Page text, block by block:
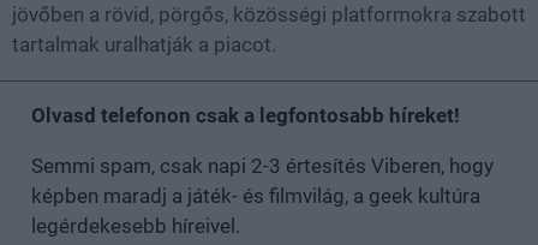
jövőben a rövid, pörgős, közösségi platformokra szabott
tartalmak uralhatják a piacot.
Olvasd telefonon csak a legfontosabb híreket!
Semmi spam, csak napi 2-3 értesítés Viberen, hogy
képben maradj a játék- és filmvilág, a geek kultúra
legérdekesebb híreivel.